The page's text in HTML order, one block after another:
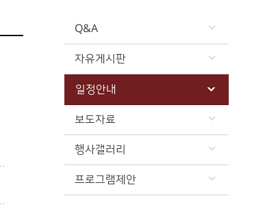
Q&A
자유게시판
일정안내
보도자료
행사갤러리
프로그램제안